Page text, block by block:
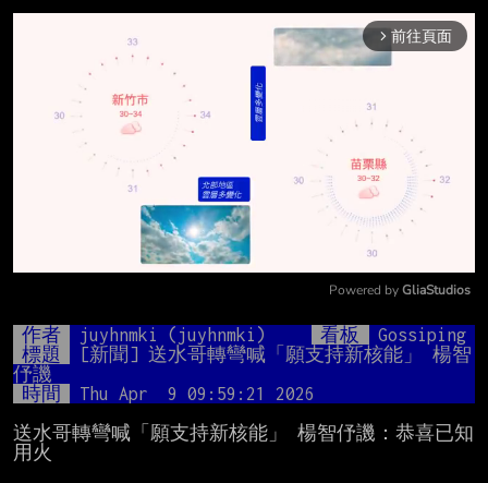
arrow_forward_ios 前往頁面
Mute
Powered by GliaStudios
作者 juyhnmki (juyhnmki) 看板
Gossiping
標題
[新聞] 送水哥轉彎喊「願支持新核能」 楊智
伃譏
時間
Thu Apr  9 09:59:21 2026
送水哥轉彎喊「願支持新核能」 楊智伃譏：恭喜已知
用火